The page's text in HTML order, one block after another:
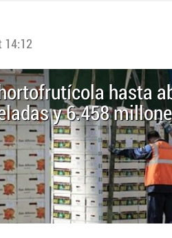
14:12
hasta
y 6.458